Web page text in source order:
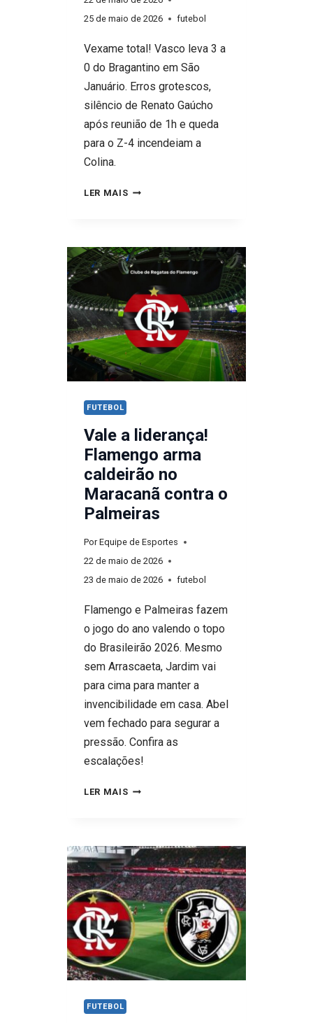
25 de maio de 2026
futebol
Vexame total! Vasco leva 3 a
0 do Bragantino em São
Januário. Erros grotescos,
silêncio de Renato Gaúcho
após reunião de 1h e queda
para o Z-4 incendeiam a
Colina.
LER MAISO
DEVOLVE
O
VASCO
AO
PESADELO
DO
Z-
4
FUTEBOL
Vale a liderança!
Flamengo arma
caldeirão no
Maracanã contra o
Palmeiras
Por Equipe de Esportes
22 de maio de 2026
23 de maio de 2026
futebol
Flamengo e Palmeiras fazem
o jogo do ano valendo o topo
do Brasileirão 2026. Mesmo
sem Arrascaeta, Jardim vai
para cima para manter a
invencibilidade em casa. Abel
vem fechado para segurar a
pressão. Confira as
escalações!
LER MAISVALE
FLAMENGO
ARMA
CALDEIRÃO
NO
MARACANÃ
CONTRA
PALMEIRAS
FUTEBOL